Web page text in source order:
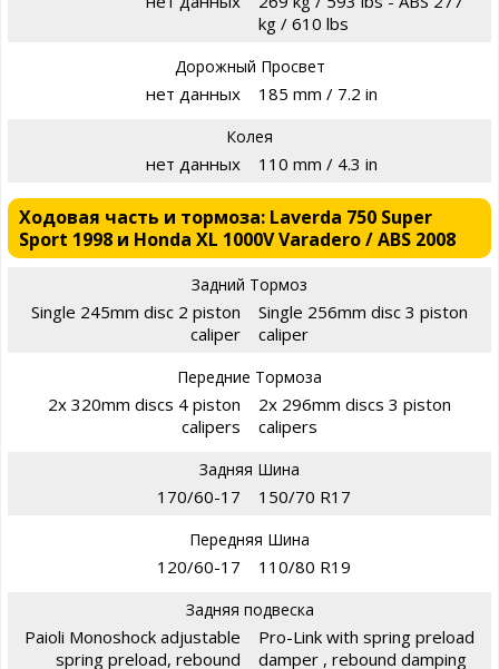
kg / 610 lbs
Дорожный Просвет
нет данных 185 mm / 7.2 in
Колея
нет данных 110 mm / 4.3 in
Ходовая часть и тормоза: Laverda 750 Super
Sport 1998 и Honda XL 1000V Varadero / ABS 2008
Задний Тормоз
Single 245mm disc 2 piston
caliper
Single 256mm disc 3 piston
caliper
Передние Тормоза
2x 320mm discs 4 piston
calipers
2x 296mm discs 3 piston
calipers
Задняя Шина
170/60-17 150/70 R17
Передняя Шина
120/60-17 110/80 R19
Задняя подвеска
Paioli Monoshock adjustable
spring preload, rebound
Pro-Link with spring preload
damper , rebound damping